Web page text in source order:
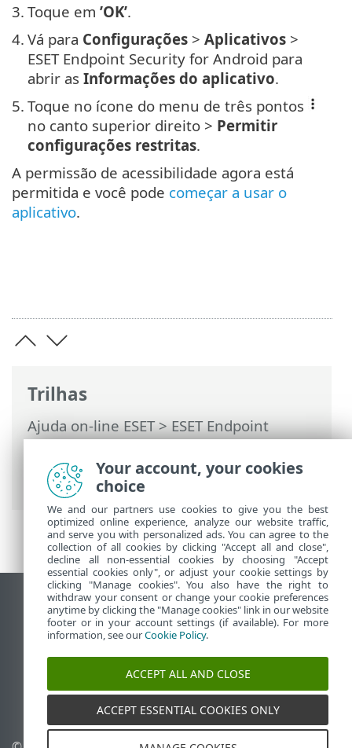
Trilhas
Ajuda on-line ESET>ESET Endpoint
Security for Android>Usando o ESET
Endpoint Security for Android >
Antiphishing
3. Toque em ’OK’.
4. Vá para Configurações > Aplicativos >
ESET Endpoint Security for Android para
abrir as Informações do aplicativo.
5. Toque no ícone do menu de três pontos
no canto superior direito > Permitir
configurações restritas.
A permissão de acessibilidade agora está
permitida e você pode começar a usar o
aplicativo.
Ver site para desktop
End of Life
Base de conhecimento ESET
Fórum ESET
ESET Status Portal
Suporte regional
Your account, your cookies
choice
We and our partners use cookies to give you the best
optimized online experience, analyze our website traffic,
and serve you with personalized ads. You can agree to the
collection of all cookies by clicking "Accept all and close",
decline all non-essential cookies by choosing "Accept
essential cookies only", or adjust your cookie settings by
clicking "Manage cookies". You also have the right to
withdraw your consent or change your cookie preferences
anytime by clicking the "Manage cookies" link in our website
footer or in your account settings (if available). For more
information, see ourCookie Policy.
ACCEPT ALL AND CLOSE
ACCEPT ESSENTIAL COOKIES ONLY